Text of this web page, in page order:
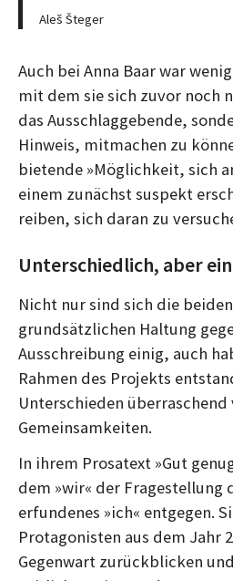
Aleš Šteger
Auch bei Anna Baar war
mit dem sie sich zuvor noch
das Ausschlaggebende,
Hinweis, mitmachen zu
bietende »Möglichkeit, sich
einem zunächst suspekt
reiben, sich daran zu
Unterschiedlich, aber
Nicht nur sind sich die
grundsätzlichen Haltung
Ausschreibung einig, auch
Rahmen des Projekts
Unterschieden überraschend
Gemeinsamkeiten.
In ihrem Prosatext »Gut
dem »wir« der Fragestellung
erfundenes »ich« entgegen.
Protagonisten aus dem Jahr
Gegenwart zurückblicken